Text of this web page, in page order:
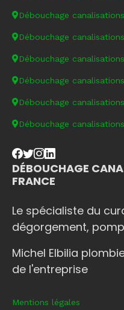
Débouchage
Débouchage
Débouchage
Débouchage
Débouchage
Débouchage
DÉBOUCHAGE
FRANCE
Le spécialiste du
dégorgement,
Michel Elbilia
de l'entreprise
Mentions légales